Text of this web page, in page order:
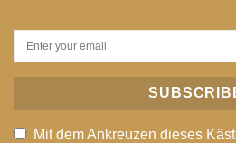
Mit dem Ankreuzen dieses